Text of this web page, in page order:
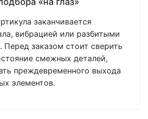
заканчивается
вибрацией или разбитыми
Перед заказом стоит сверить
смежных деталей,
преждевременного выхода
элементов.